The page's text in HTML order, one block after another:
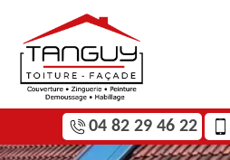
04 82 29 46 22